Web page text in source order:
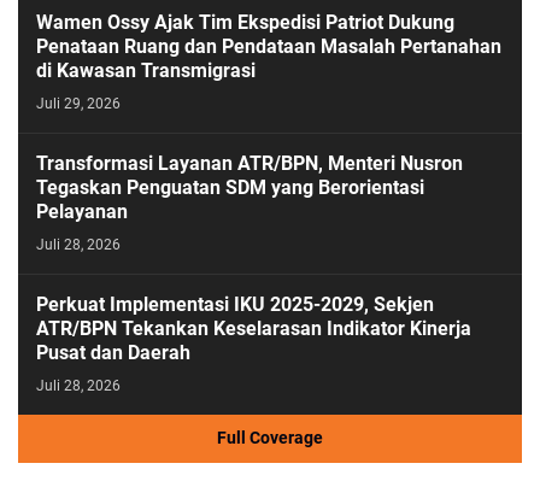
Wamen Ossy Ajak Tim Ekspedisi Patriot Dukung
Penataan Ruang dan Pendataan Masalah Pertanahan
di Kawasan Transmigrasi
Juli 29, 2026
Transformasi Layanan ATR/BPN, Menteri Nusron
Tegaskan Penguatan SDM yang Berorientasi
Pelayanan
Juli 28, 2026
Perkuat Implementasi IKU 2025-2029, Sekjen
ATR/BPN Tekankan Keselarasan Indikator Kinerja
Pusat dan Daerah
Juli 28, 2026
Full Coverage